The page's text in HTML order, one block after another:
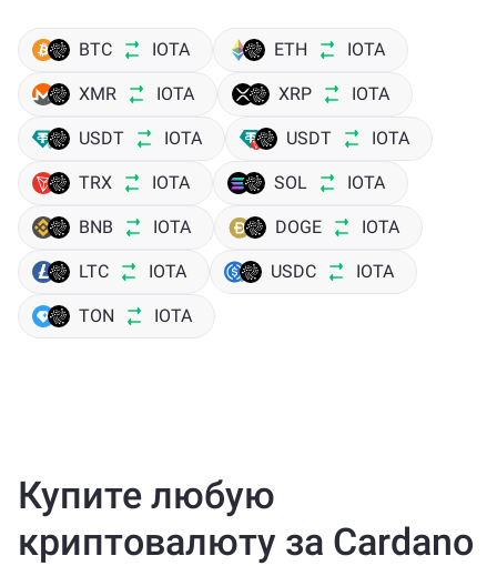
BTC IOTA ETH IOTA
XMR IOTA XRP IOTA
USDT IOTA USDT IOTA
TRX IOTA SOL IOTA
BNB IOTA DOGE IOTA
LTC IOTA USDC IOTA
TON IOTA
Купите любую
криптовалюту за Cardano